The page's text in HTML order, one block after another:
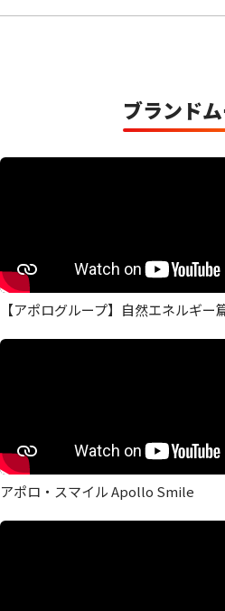
ブランド
【アポログループ】自然エネルギー
アポロ・スマイル Apollo Smile